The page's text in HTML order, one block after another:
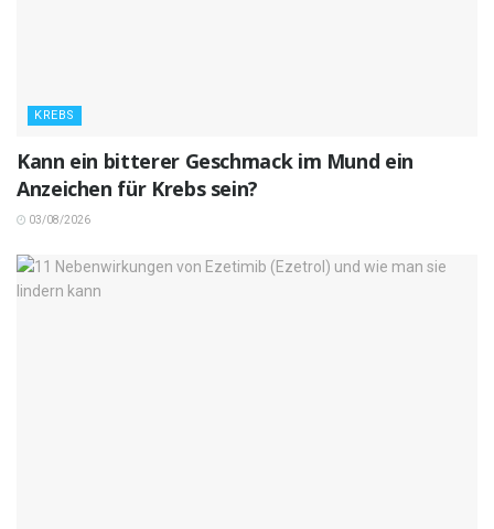
KREBS
Kann ein bitterer Geschmack im Mund ein
Anzeichen für Krebs sein?
03/08/2026